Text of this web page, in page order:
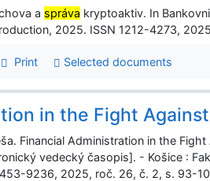
a správa kryptoaktiv. In
2025. ISSN 1212-4273,
Print Selected documents
in the Fight
Financial Administration in the
vedecký časopis]. - Košice :
9236, 2025, roč. 26, č. 2, s. 93-